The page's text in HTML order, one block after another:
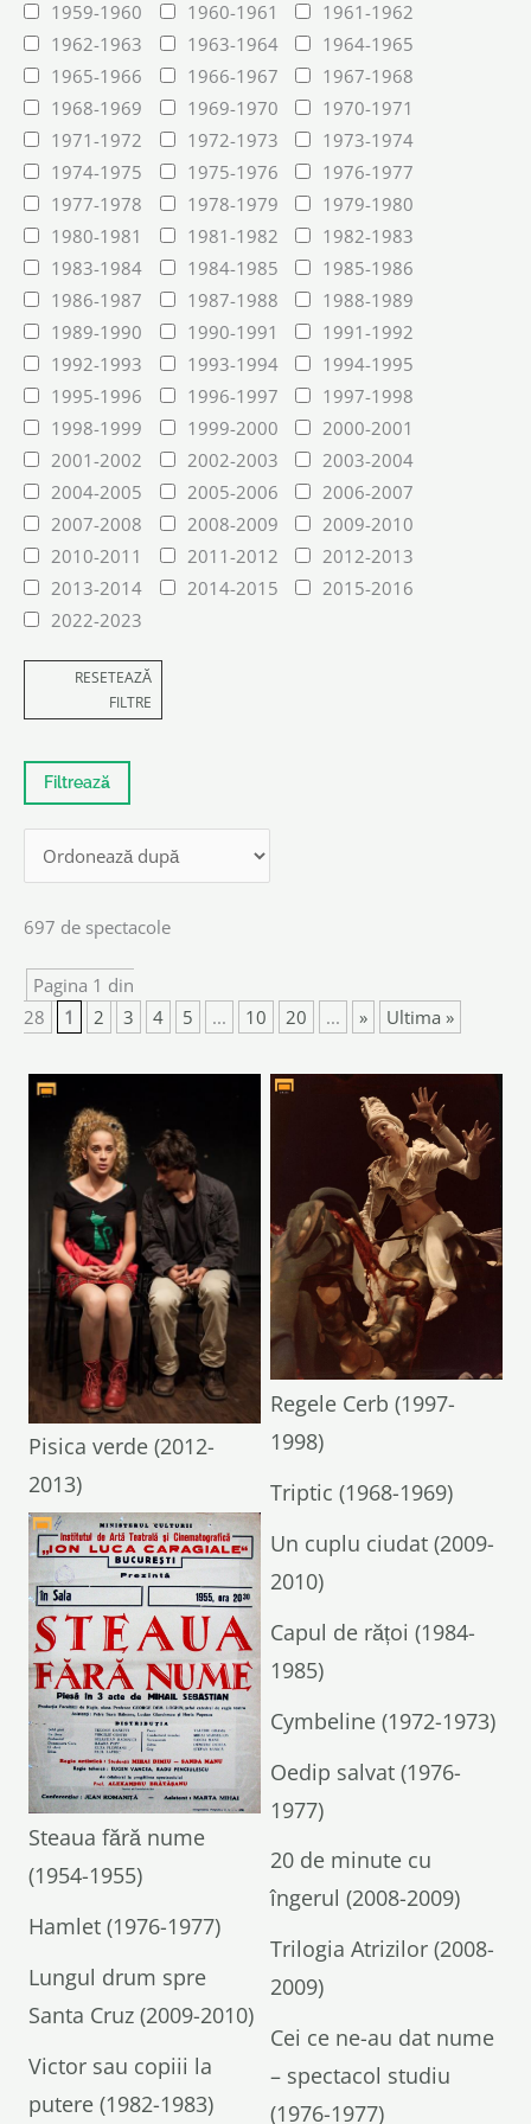
1959-1960
1960-1961
1961-1962
1962-1963
1963-1964
1964-1965
1965-1966
1966-1967
1967-1968
1968-1969
1969-1970
1970-1971
1971-1972
1972-1973
1973-1974
1974-1975
1975-1976
1976-1977
1977-1978
1978-1979
1979-1980
1980-1981
1981-1982
1982-1983
1983-1984
1984-1985
1985-1986
1986-1987
1987-1988
1988-1989
1989-1990
1990-1991
1991-1992
1992-1993
1993-1994
1994-1995
1995-1996
1996-1997
1997-1998
1998-1999
1999-2000
2000-2001
2001-2002
2002-2003
2003-2004
2004-2005
2005-2006
2006-2007
2007-2008
2008-2009
2009-2010
2010-2011
2011-2012
2012-2013
2013-2014
2014-2015
2015-2016
2022-2023
RESETEAZĂ
FILTRE
697 de spectacole
Pagina 1 din
28
1 2 3 4 5 ... 10 20 ... » Ultima »
Pisica verde (2012-
2013)
Regele Cerb (1997-
1998)
Triptic (1968-1969)
Steaua fără nume
(1954-1955)
Un cuplu ciudat (2009-
2010)
Capul de rățoi (1984-
1985)
Cymbeline (1972-1973)
Oedip salvat (1976-
1977)
20 de minute cu
îngerul (2008-2009)
Hamlet (1976-1977)
Trilogia Atrizilor (2008-
2009)
Lungul drum spre
Santa Cruz (2009-2010)
Cei ce ne-au dat nume
– spectacol studiu
(1976-1977)
Victor sau copiii la
putere (1982-1983)